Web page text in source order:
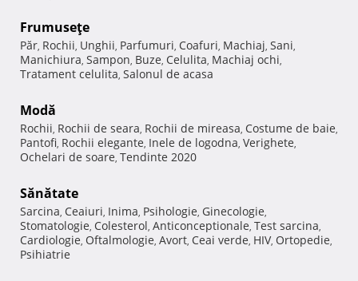
Frumuseţe
Păr, Rochii, Unghii, Parfumuri, Coafuri, Machiaj, Sani,
Manichiura, Sampon, Buze, Celulita, Machiaj ochi,
Tratament celulita, Salonul de acasa
Modă
Rochii, Rochii de seara, Rochii de mireasa, Costume de baie,
Pantofi, Rochii elegante, Inele de logodna, Verighete,
Ochelari de soare, Tendinte 2020
Sănătate
Sarcina, Ceaiuri, Inima, Psihologie, Ginecologie,
Stomatologie, Colesterol, Anticonceptionale, Test sarcina,
Cardiologie, Oftalmologie, Avort, Ceai verde, HIV, Ortopedie,
Psihiatrie